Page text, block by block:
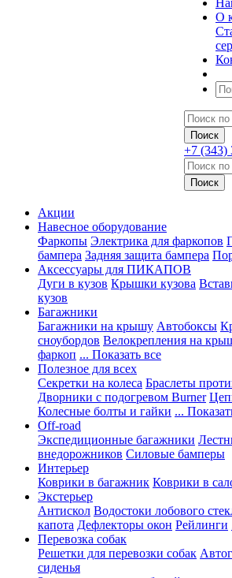
О
+7 (343)
Акции
Навесное оборудование
Фаркопы Электрика для фаркопов
бампера Задняя защита бампера
Аксессуары для ПИКАПОВ
Дуги в кузов Крышки кузова
кузов
Багажники
Багажники на крышу Автобоксы
сноубордов Велокрепления на
фаркоп ... Показать все
Полезное для всех
Секретки на колеса Браслеты
Дворники с подогревом Burner
Колесные болты и гайки ...
Off-road
Экспедиционные багажники
внедорожников Силовые бамперы
Интерьер
Коврики в багажник Коврики в
Экстерьер
Антискол Водостоки лобового
капота Дефлекторы окон Рейлинги
Перевозка собак
Решетки для перевозки собак
сиденья